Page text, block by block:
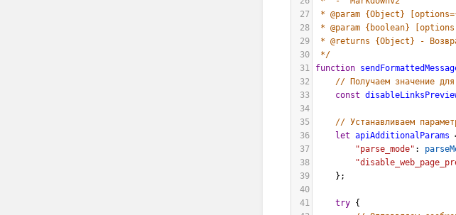
27
* @param {Object}
28
* @param {boolean}
29
* @returns {Object} -
30
*/
31
function
32
// Получаем значение
33
const
34
35
// Устанавливаем
36
let apiAdditionalParams
37
"parse_mode" :
38
39
    };
40
41
try {